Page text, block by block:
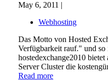
May 6, 2011 |
Webhosting
Das Motto von Hosted
Verfügbarkeit rauf." und so
hostedexchange2010
Server Cluster die
Read more